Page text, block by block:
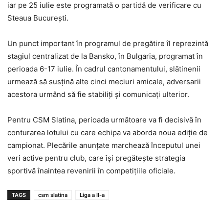
iar pe 25 iulie este programată o partidă de verificare cu
Steaua București.
Un punct important în programul de pregătire îl reprezintă
stagiul centralizat de la Bansko, în Bulgaria, programat în
perioada 6-17 iulie. În cadrul cantonamentului, slătinenii
urmează să susțină alte cinci meciuri amicale, adversarii
acestora urmând să fie stabiliți și comunicați ulterior.
Pentru CSM Slatina, perioada următoare va fi decisivă în
conturarea lotului cu care echipa va aborda noua ediție de
campionat. Plecările anunțate marchează începutul unei
veri active pentru club, care își pregătește strategia
sportivă înaintea revenirii în competițiile oficiale.
TAGS csm slatina Liga a II-a